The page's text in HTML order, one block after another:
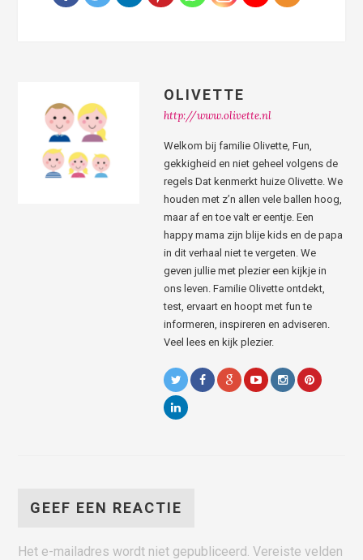
OLIVETTE
http://www.olivette.nl
Welkom bij familie Olivette, Fun,
gekkigheid en niet geheel volgens de
regels Dat kenmerkt huize Olivette. We
houden met z’n allen vele ballen hoog,
maar af en toe valt er eentje. Een
happy mama zijn blije kids en de papa
in dit verhaal niet te vergeten. We
geven jullie met plezier een kijkje in
ons leven. Familie Olivette ontdekt,
test, ervaart en hoopt met fun te
informeren, inspireren en adviseren.
Veel lees en kijk plezier.
GEEF EEN REACTIE
Het e-mailadres wordt niet gepubliceerd. Vereiste velden